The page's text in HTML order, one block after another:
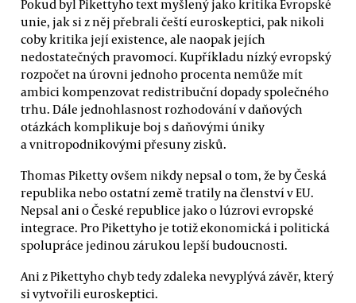
Pokud byl Pikettyho text myšlený jako kritika Evropské
unie, jak si z něj přebrali čeští euroskeptici, pak nikoli
coby kritika její existence, ale naopak jejích
nedostatečných pravomocí. Kupříkladu nízký evropský
rozpočet na úrovni jednoho procenta nemůže mít
ambici kompenzovat redistribuční dopady společného
trhu. Dále jednohlasnost rozhodování v daňových
otázkách komplikuje boj s daňovými úniky
a vnitropodnikovými přesuny zisků.
Thomas Piketty ovšem nikdy nepsal o tom, že by Česká
republika nebo ostatní země tratily na členství v EU.
Nepsal ani o České republice jako o lúzrovi evropské
integrace. Pro Pikettyho je totiž ekonomická i politická
spolupráce jedinou zárukou lepší budoucnosti.
Ani z Pikettyho chyb tedy zdaleka nevyplývá závěr, který
si vytvořili euroskeptici.